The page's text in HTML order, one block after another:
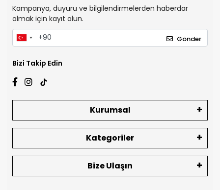
Kampanya, duyuru ve bilgilendirmelerden haberdar
olmak için kayıt olun.
Gönder
Bizi Takip Edin
Kurumsal
Kategoriler
Bize Ulaşın